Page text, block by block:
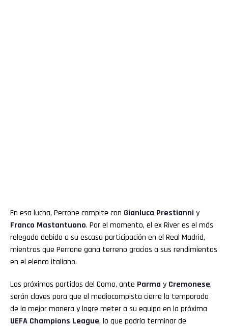
En esa lucha, Perrone compite con Gianluca Prestianni y
Franco Mastantuono. Por el momento, el ex River es el más
relegado debido a su escasa participación en el Real Madrid,
mientras que Perrone gana terreno gracias a sus rendimientos
en el elenco italiano.
Los próximos partidos del Como, ante Parma y Cremonese,
serán claves para que el mediocampista cierre la temporada
de la mejor manera y logre meter a su equipo en la próxima
UEFA Champions League, lo que podría terminar de